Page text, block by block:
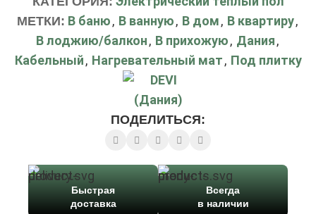
МЕТКИ: В баню, В ванную, В дом, В квартиру,
В лоджию/балкон, В прихожую, Дания,
Кабельный, Нагревательный мат, Под плитку
ПОДЕЛИТЬСЯ:
Быстрая
доставка
Всегда
в наличии